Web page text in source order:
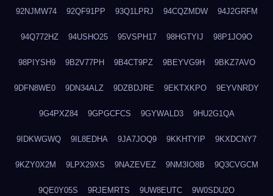
92NJMW74 92QF91PP 93Q1LPRJ 94CQZMDW 94J2GRFM
94Q772HZ 94USHO25 95VSPH17 98HGTYIJ 98P1JO9O
98PIYSH9 9B2V77PH 9B4CT9PZ 9BEYVG9H 9BKZ7AVO
9DFN8WE0 9DN34ALZ 9DZBDJRE 9EKTXKPO 9EYVNRDY
9G4PXZ84 9GPGCFCS 9GYWALD3 9HU2G1QA
9IDKWGWQ 9IL8EDHA 9JA7JOQ9 9KKHTYIP 9KXDCNY7
9KZY0X2M 9LPX29XS 9NAZEVEZ 9NM3IO8B 9Q3CVGCM
9QE0Y05S 9RJEMRTS 9UW8EUTC 9W0SDU2O